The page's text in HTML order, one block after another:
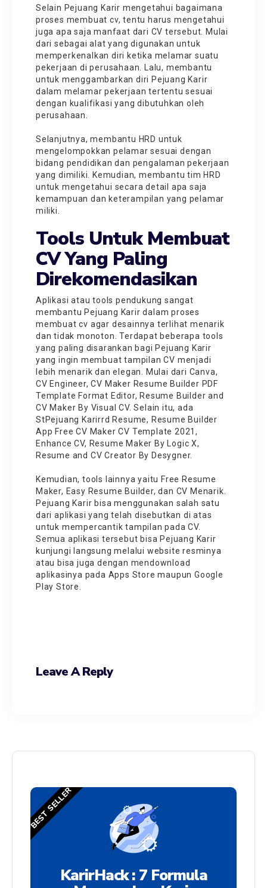
Selain Pejuang Karir mengetahui bagaimana
proses membuat cv, tentu harus mengetahui
juga apa saja manfaat dari CV tersebut. Mulai
dari sebagai alat yang digunakan untuk
memperkenalkan diri ketika melamar suatu
pekerjaan di perusahaan. Lalu, membantu
untuk menggambarkan diri Pejuang Karir
dalam melamar pekerjaan tertentu sesuai
dengan kualifikasi yang dibutuhkan oleh
perusahaan.
Selanjutnya, membantu HRD untuk
mengelompokkan pelamar sesuai dengan
bidang pendidikan dan pengalaman pekerjaan
yang dimiliki. Kemudian, membantu tim HRD
untuk mengetahui secara detail apa saja
kemampuan dan keterampilan yang pelamar
miliki.
Tools Untuk Membuat
CV Yang Paling
Direkomendasikan
Aplikasi atau tools pendukung sangat
membantu Pejuang Karir dalam proses
membuat cv agar desainnya terlihat menarik
dan tidak monoton. Terdapat beberapa tools
yang paling disarankan bagi Pejuang Karir
yang ingin membuat tampilan CV menjadi
lebih menarik dan elegan. Mulai dari Canva,
CV Engineer, CV Maker Resume Builder PDF
Template Format Editor, Resume Builder and
CV Maker By Visual CV. Selain itu, ada
StPejuang Karirrd Resume, Resume Builder
App Free CV Maker CV Template 2021,
Enhance CV, Resume Maker By Logic X,
Resume and CV Creator By Desygner.
Kemudian, tools lainnya yaitu Free Resume
Maker, Easy Resume Builder, dan CV Menarik.
Pejuang Karir bisa menggunakan salah satu
dari aplikasi yang telah disebutkan di atas
untuk mempercantik tampilan pada CV.
Semua aplikasi tersebut bisa Pejuang Karir
kunjungi langsung melalui website resminya
atau bisa juga dengan mendownload
aplikasinya pada Apps Store maupun Google
Play Store.
Leave A Reply
KarirHack : 7 Formula
BEST SELLER